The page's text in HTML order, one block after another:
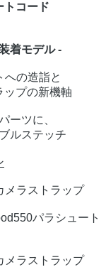
トコード
着モデル -
への造詣と
ップの新機軸
ーツに、
ルステッチ
パラシュート